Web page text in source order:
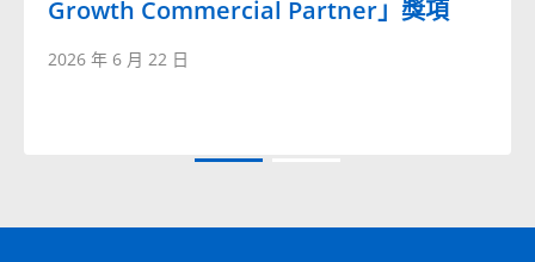
Growth Commercial Partner」獎項
2026 年 6 月 22 日